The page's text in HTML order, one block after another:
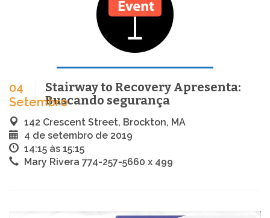
04
Setembro
Stairway to Recovery Apresenta:
Buscando segurança
142 Crescent Street, Brockton, MA
4 de setembro de 2019
14:15 às 15:15
Mary Rivera 774-257-5660 x 499